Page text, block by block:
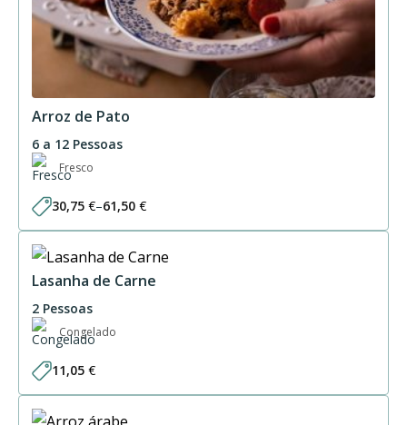
Arroz de Pato
6 a 12 Pessoas
Fresco
30,75 €–61,50 €
Price
range:
through
61,50 €
Lasanha de Carne
2 Pessoas
Congelado
11,05 €